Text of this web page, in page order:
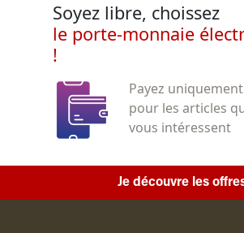
Soyez libre, choissez
le porte-monnaie
!
Payez uniquement
pour les articles
vous intéressent
Je découvre les